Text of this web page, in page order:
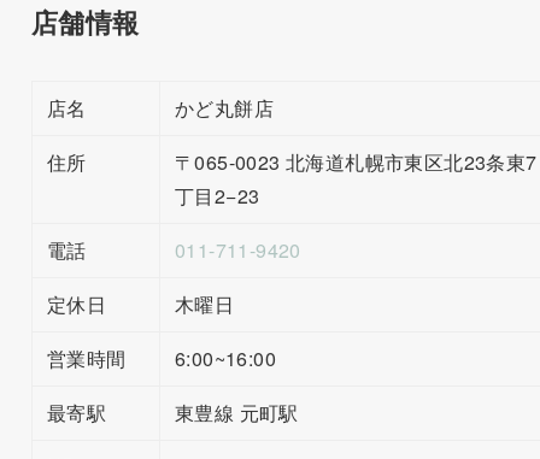
店舗情報
店名
かど丸餅店
住所
〒065-0023 北海道札幌市東区北23条東7
丁目2−23
電話
011-711-9420
定休日
木曜日
営業時間
6:00~16:00
最寄駅
東豊線 元町駅